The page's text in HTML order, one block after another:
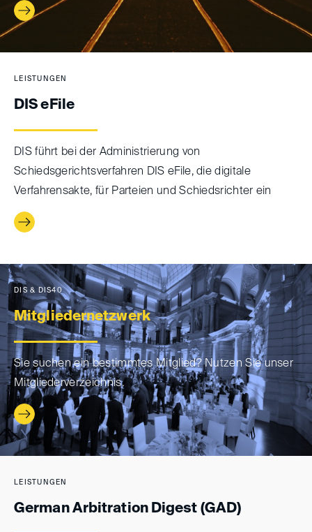
LEISTUNGEN
DIS eFile
DIS führt bei der Administrierung von
Schiedsgerichtsverfahren DIS eFile, die digitale
Verfahrensakte, für Parteien und Schiedsrichter ein
DIS & DIS40
Mitgliedernetzwerk
Sie suchen ein bestimmtes Mitglied? Nutzen Sie unser
Mitgliederverzeichnis.
LEISTUNGEN
German Arbitration Digest (GAD)